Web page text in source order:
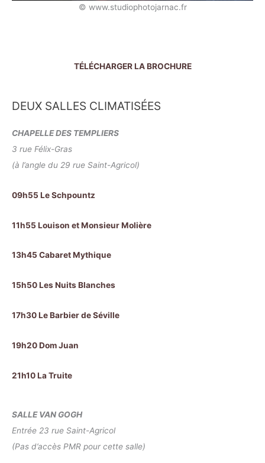
© www.studiophotojarnac.fr
TÉLÉCHARGER LA BROCHURE
DEUX SALLES CLIMATISÉES
CHAPELLE DES TEMPLIERS
3 rue Félix-Gras
(à l’angle du 29 rue Saint-Agricol)
09h55 Le Schpountz
11h55 Louison et Monsieur Molière
13h45 Cabaret Mythique
15h50 Les Nuits Blanches
17h30 Le Barbier de Séville
19h20 Dom Juan
21h10 La Truite
SALLE VAN GOGH
Entrée 23 rue Saint-Agricol
(Pas d’accès PMR pour cette salle)